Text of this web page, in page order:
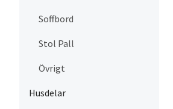
Soffbord
Stol Pall
Övrigt
Husdelar